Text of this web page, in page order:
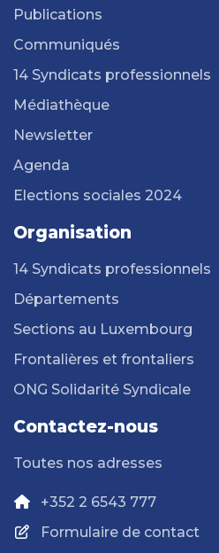
Publications
Communiqués
14 Syndicats professionnels
Médiathèque
Newsletter
Agenda
Elections sociales 2024
Organisation
14 Syndicats professionnels
Départements
Sections au Luxembourg
Frontalières et frontaliers
ONG Solidarité Syndicale
Contactez-nous
Toutes nos adresses
+352 2 6543 777
Formulaire de contact